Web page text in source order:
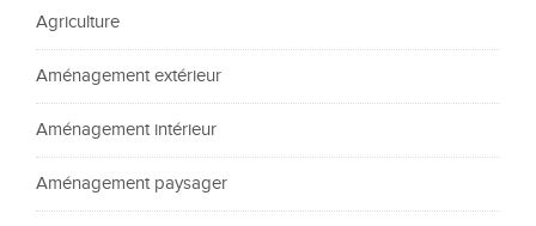
Agriculture
Aménagement extérieur
Aménagement intérieur
Aménagement paysager